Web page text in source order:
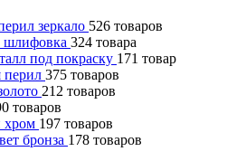
зеркало 526 товаров
шлифовка 324 товара
под покраску 171 товар
перил 375 товаров
212 товаров
товаров
хром 197 товаров
бронза 178 товаров